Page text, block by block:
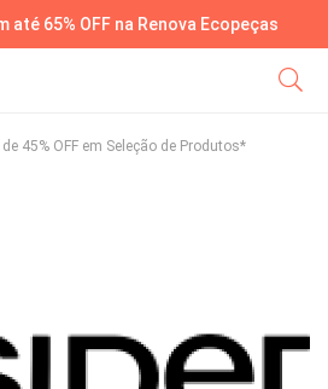
até 65% OFF na Renova Ecopeças
45% OFF em Seleção de Produtos*